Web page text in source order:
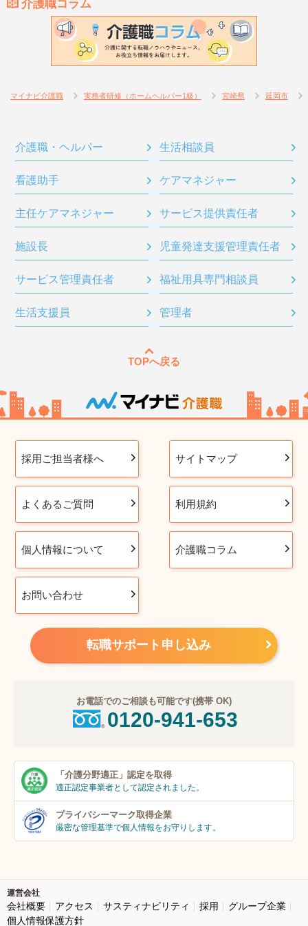
介護職コラム
マイナビ介護職 実務者研修（ホームヘルパー1級） 宮崎県 延岡市
介護職・ヘルパー 生活相談員
看護助手 ケアマネジャー
主任ケアマネジャー サービス提供責任者
施設長 児童発達支援管理責任者
サービス管理責任者 福祉用具専門相談員
生活支援員 管理者
TOPへ戻る
採用ご担当者様へ サイトマップ
よくあるご質問 利用規約
個人情報について 介護職コラム
お問い合わせ
転職サポート申し込み
お電話でのご相談も可能です(携帯 OK)
0120-941-653
「介護分野適正」 認定を取得
適正認定事業者として認定されました。
プライバシーマーク取得企業
厳密な管理基準で個人情報をお守りします。
運営会社
会社概要 アクセス サスティナビリティ 採用
グループ企業
個人情報保護方針